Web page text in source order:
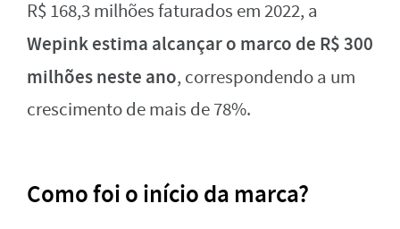
R$ 168,3 milhões faturados em 2022, a
Wepink estima alcançar o marco de R$ 300
milhões neste ano, correspondendo a um
crescimento de mais de 78%.
Como foi o início da marca?